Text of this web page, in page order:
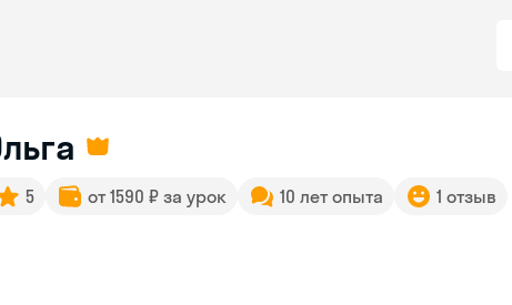
5 от 1590 ₽ за урок 10 лет опыта 1 отзыв